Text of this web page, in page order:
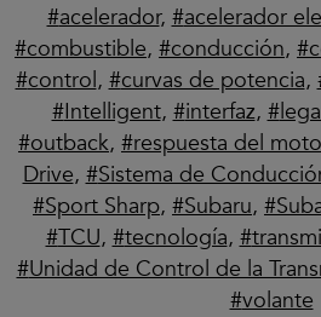
acelerador, acelerador
combustible, conducción,
control, curvas de potencia,
Intelligent, interfaz,
outback, respuesta del
Drive, Sistema de
Sport Sharp, Subaru,
TCU, tecnología,
Unidad de Control de la
volante